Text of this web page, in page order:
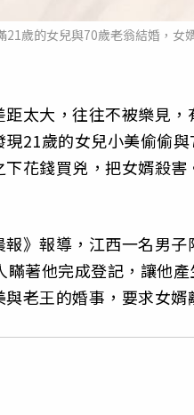
21歲的女兒與70歲老翁結婚，女
太大，往往不被樂見
現21歲的女兒小美偷偷
花錢買兇，把女婿殺
報》報導，江西一名男
瞞著他完成登記，讓他
老王的婚事，要求女婿